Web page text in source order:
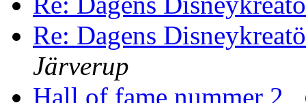
Re: Dagens
Järverup
Hall of fame nummer 2